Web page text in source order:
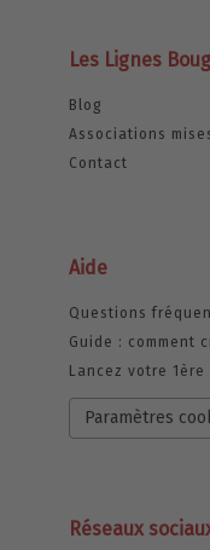
Les Lignes
Blog
Associations
Contact
Aide
Questions
Guide : comment
Lancez votre
Paramètres
Réseaux